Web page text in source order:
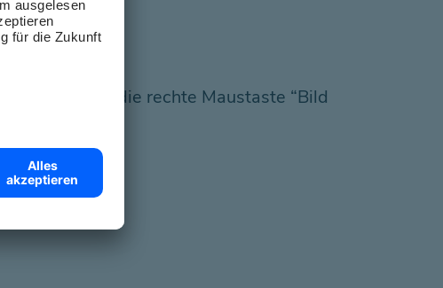
mit Klick auf die rechte Maustaste “Bild
Reinke.